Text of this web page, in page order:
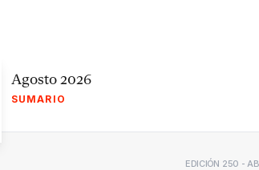
Agosto 2026
SUMARIO
EDICIÓN 250 -